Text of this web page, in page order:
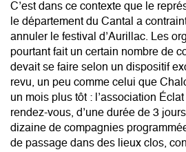
C’est dans ce contexte que le
le département du Cantal a
annuler le festival d’Aurillac. Les
pourtant fait un certain nombre de
devait se faire selon un dispositif
revu, un peu comme celui que
un mois plus tôt : l’association
rendez-vous, d’une durée de 3
dizaine de compagnies
de passage dans des lieux clos,